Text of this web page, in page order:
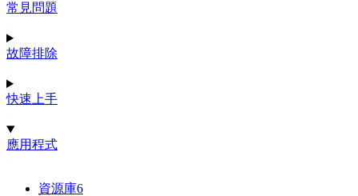
常見問題
故障排除
快速上手
應用程式
資源庫6